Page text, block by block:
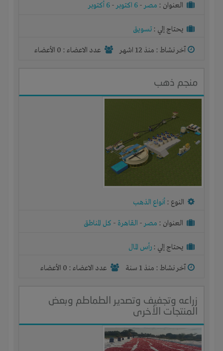
العنوان : مصر- 6 اكتوبر - 6 أكتوبر
يحتاج إلي : تسويق
آخر نشاط : منذ 12 اشهر عدد الاعضاء : 0 الأعضاء
منجم ذهب
النوع : أنواع الذهب
العنوان : مصر- القاهرة - كل المناطق
يحتاج إلي : رأس المال
آخر نشاط : منذ 1 سنة عدد الاعضاء : 0 الأعضاء
زراعه وتجفيف وتصدير الطماطم وبعض
المنتجات الأخرى